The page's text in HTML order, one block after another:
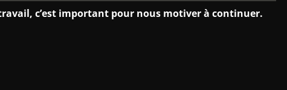
c’est important pour nous motiver à continuer.